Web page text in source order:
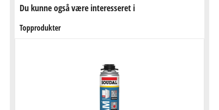
Du kunne også være interesseret i
Topprodukter